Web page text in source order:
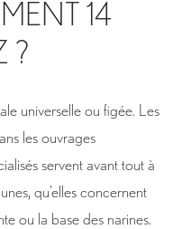
14
?
universelle ou figée. Les
les ouvrages
servent avant tout à
qu'elles concernent
ou la base des narines.